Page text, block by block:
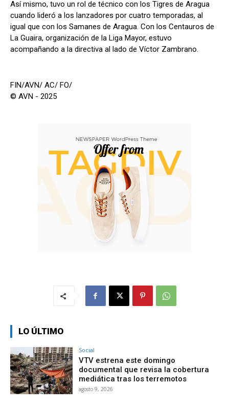
Así mismo, tuvo un rol de técnico con los Tigres de Aragua
cuando lideró a los lanzadores por cuatro temporadas, al
igual que con los Samanes de Aragua. Con los Centauros de
La Guaira, organización de la Liga Mayor, estuvo
acompañando a la directiva al lado de Víctor Zambrano.
FIN/AVN/ AC/ FO/
© AVN - 2025
LO ÚLTIMO
Social
VTV estrena este domingo
documental que revisa la cobertura
mediática tras los terremotos
agosto 9, 2026